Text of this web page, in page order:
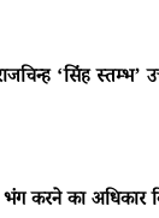
‘सिंह स्तम्भ’
भंग करने का